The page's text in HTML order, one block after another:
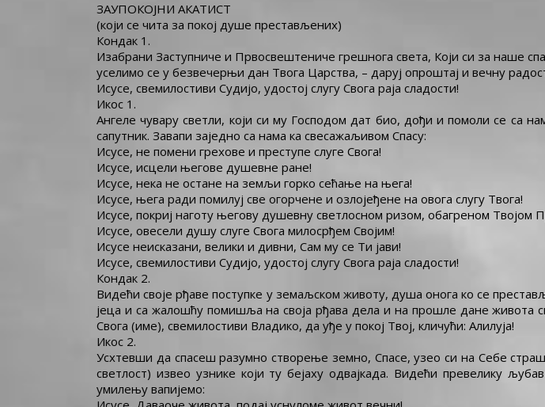
ЗАУПОКОЈНИ АКАТИСТ
(који се чита за покој душе престављених)
Кондак 1.
Изабрани Заступниче и Првосвештениче грешнога света, Који си за наше
уселимо се у безвечерњи дан Твога Царства, – даруј опроштај и вечну
Исусе, свемилостиви Судијо, удостој слугу Свога раја сладости!
Икос 1.
Ангеле чувару светли, који си му Господом дат био, дођи и помоли се са
сапутник. Завапи заједно са нама ка свесажаљивом Спасу:
Исусе, не помени грехове и преступе слуге Свога!
Исусе, исцели његове душевне ране!
Исусе, нека не остане на земљи горко сећање на њега!
Исусе, њега ради помилуј све огорчене и озлојеђене на овога слугу Твога!
Исусе, покриј наготу његову душевну светлосном ризом, обагреном Твојом
Исусе, овесели душу слуге Свога милосрђем Својим!
Исусе неисказани, велики и дивни, Сам му се Ти јави!
Исусе, свемилостиви Судијо, удостој слугу Свога раја сладости!
Кондак 2.
Видећи своје рђаве поступке у земаљском животу, душа онога ко се
јеца и са жалошћу помишља на своја рђава дела и на прошле дане живота
Свога (име), свемилостиви Владико, да уђе у покој Твој, кличући: Алилуја!
Икос 2.
Усхтевши да спасеш разумно створење земно, Спасе, узео си на Себе
светлост) извео узнике који ту бејаху одвајкада. Видећи превелику
умилењу вапијемо: